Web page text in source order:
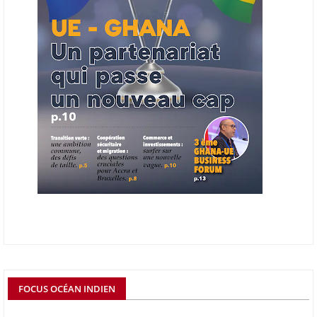
06/06/26 AFRICA FINANCE CORPORATION
Cette semaine, Africa Finance Corporation (AFC) a annoncé avoir
bouclé un prêt syndiqué de 2 milliards de dollars, la plus importante
levée de son histoire. Initialement calibrée à 1,6 milliard, l'opération a
été relevée de 400 millions face à l'afflux des souscriptions de
banques internationales. Plus du tiers des fonds proviennent
d'institutions financières asiatiques, à parts égales avec l'Europe.
L'Asie-Pacifique et l'Europe pèsent chacune 35 % du tour de table,
devant le Moyen-Orient (25 %) et l'Afrique (5 %), selon le communiqué
de l'institution panafricaine, qui compte 48 pays membres.
ECHANGES AFRIQUE - UE
détermine un rapport publié début mai 2026 par le cabinet de conseil
Boston Consulting Group (BCG). Intitulé « Strengthening the Africa-
FOCUS OCÉAN INDIEN